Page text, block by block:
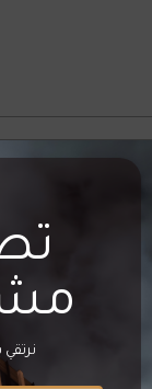
نرتقي